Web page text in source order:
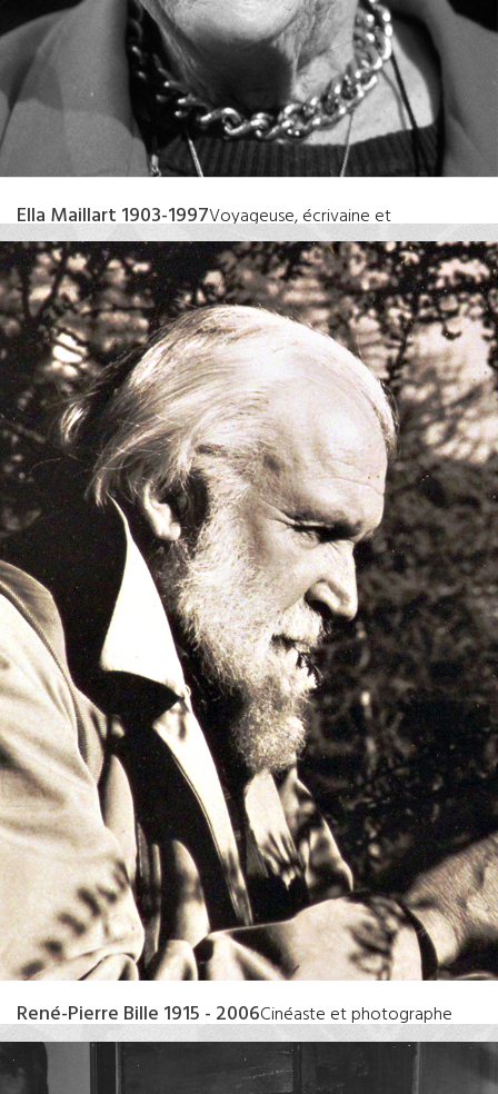
Ella Maillart 1903-1997Voyageuse, écrivaine et
photographe. Nommée en 1984
René-Pierre Bille 1915 - 2006Cinéaste et photographe
animalier. Nommé en 1960